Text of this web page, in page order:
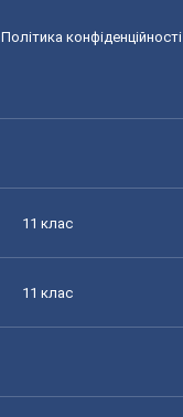
Політика конфіденційності
11 клас
11 клас